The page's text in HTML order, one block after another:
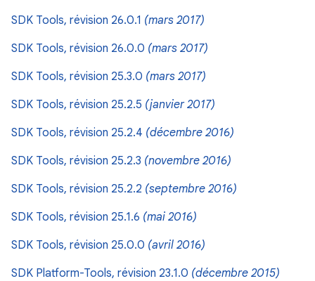
SDK Tools, révision 26.0.1 (mars 2017)
SDK Tools, révision 26.0.0 (mars 2017)
SDK Tools, révision 25.3.0 (mars 2017)
SDK Tools, révision 25.2.5 (janvier 2017)
SDK Tools, révision 25.2.4 (décembre 2016)
SDK Tools, révision 25.2.3 (novembre 2016)
SDK Tools, révision 25.2.2 (septembre 2016)
SDK Tools, révision 25.1.6 (mai 2016)
SDK Tools, révision 25.0.0 (avril 2016)
SDK Platform-Tools, révision 23.1.0 (décembre 2015)